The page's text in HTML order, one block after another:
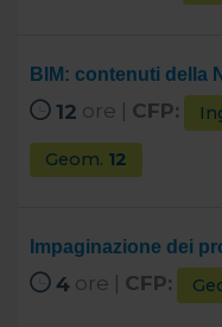
BIM: contenuti della
12 ore | CFP:
Geom. 12
Impaginazione dei
4 ore | CFP: